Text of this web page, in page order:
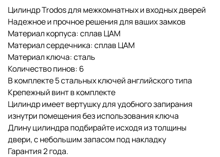
Цилиндр Trodos для межкомнатных и входных дверей
Надежное и прочное решения для ваших замков
Материал корпуса: сплав ЦАМ
Материал сердечника: сплав ЦАМ
Материал ключа: сталь
Количество пинов: 6
В комплекте 5 стальных ключей английского типа
Крепежный винт в комплекте
Цилиндр имеет вертушку для удобного запирания
изнутри помещения без использования ключа
Длину цилиндра подбирайте исходя из толщины
двери, с небольшим запасом под накладку
Гарантия 2 года.